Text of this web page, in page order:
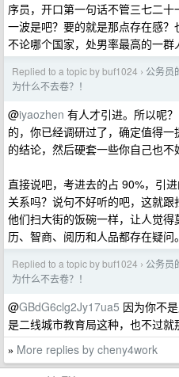
序员，开口第一句话不管三七二
一波是吧？要的就是那点存在感
不论哪个国家，处男率最高的一群
Replied to a topic by buf1024 › 公务员
为什么不去卷？！
@iyaozhen 有人才引进。所以呢
的，你已经调研过了，确定值得
的结论，然后硬套一些你自己也不
直接说吧，考进去的占 90%，引
关系吗？说句不好听的吧，这就
他们扫大街的饭碗一样，让人觉
历、智商、阅历和人品都存在疑问
Replied to a topic by buf1024 › 公务员
为什么不去卷？！
@GBdG6clg2Jy17ua5 因为你不
是二线城市教育局这种，也不过就
» More replies by cheny4work